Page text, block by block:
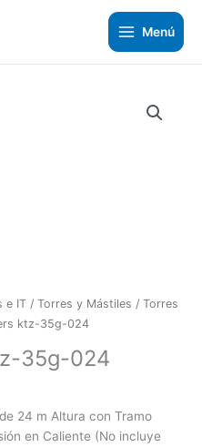
Menú
e IT / Torres y Mástiles / Torres
ktz-35g-024
35g-024
24 m Altura con Tramo
en Caliente (No incluye